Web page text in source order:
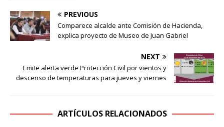
PREVIOUS
Comparece alcalde ante Comisión de Hacienda,
explica proyecto de Museo de Juan Gabriel
NEXT
Emite alerta verde Protección Civil por vientos y
descenso de temperaturas para jueves y viernes
ARTÍCULOS RELACIONADOS